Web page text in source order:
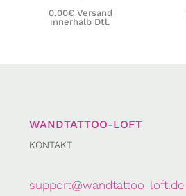
0,00€ Versand
innerhalb Dtl.
WANDTATTOO-LOFT
KONTAKT
support@wandtattoo-loft.de